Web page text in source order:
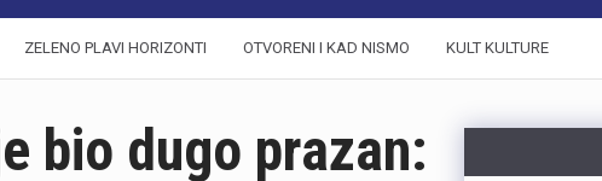
ZELENO PLAVI HORIZONTI OTVORENI I KAD NISMO KULT KULTURE
bio dugo prazan: